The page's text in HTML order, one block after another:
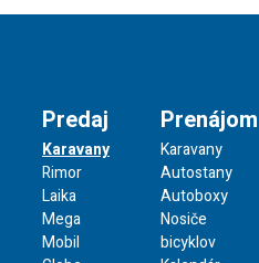
Predaj
Karavany
Rimor
Laika
Mega
Mobil
Prenájom
Karavany
Autostany
Autoboxy
Nosiče
bicyklov